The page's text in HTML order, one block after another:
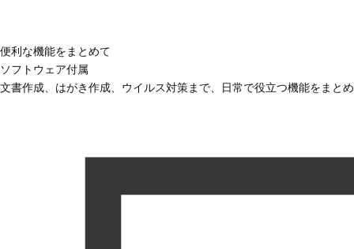
便利な機能をまとめて
ソフトウェア付属
文書作成、はがき作成、ウイルス対策まで、日常で役立つ機能をまと